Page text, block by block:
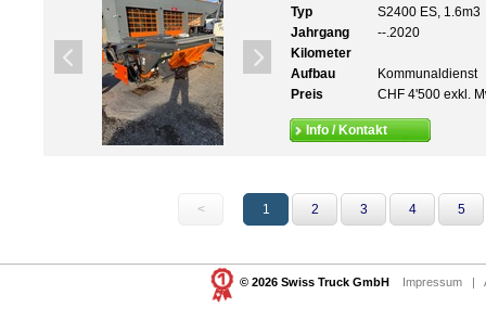
Typ
S2400 ES, 1.6m3
Jahrgang
--.2020
Kilometer
Aufbau
Kommunaldienst
Preis
CHF 4'500 exkl.
Info / Kontakt
< 1 2 3 4 5
© 2026 Swiss Truck GmbH Impressum |